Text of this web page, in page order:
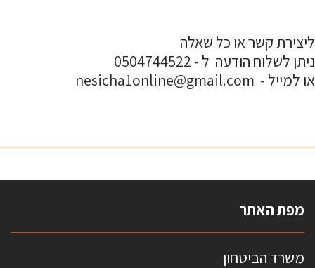
ליצירת קשר או כל שאלה
ניתן לשלוח הודעה ל - 0504744522
או למייל - nesicha1online@gmail.com
מפת האתר
משרד הביטחון